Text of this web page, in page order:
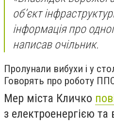
обʼєкт
інформація про
написав очільник.
Пролунали вибухи і у
Говорять про роботу
Мер міста Кличко
з електроенергією